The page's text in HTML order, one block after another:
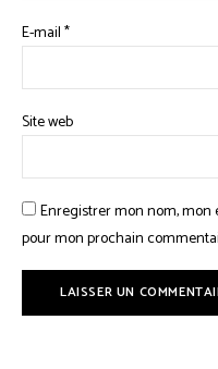
E-mail*
Site web
Enregistrer mon nom,
pour mon prochain